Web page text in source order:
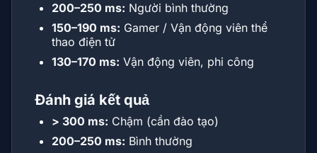
200–250 ms: Người bình thường
150–190 ms: Gamer / Vận động viên thể
thao điện tử
130–170 ms: Vận động viên, phi công
Đánh giá kết quả
> 300 ms: Chậm (cần đào tạo)
200–250 ms: Bình thường